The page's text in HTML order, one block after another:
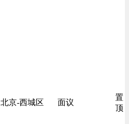
北京-西城区 面议
置
顶